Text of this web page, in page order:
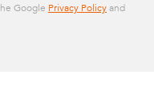
Google Privacy Policyand